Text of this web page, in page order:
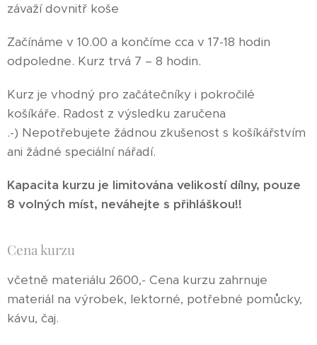
závaží dovnitř koše 😉
Začínáme v 10.00 a končíme cca v 17-18 hodin
odpoledne. Kurz trvá 7 – 8 hodin.
Kurz je vhodný pro začátečníky i pokročilé
košíkáře. Radost z výsledku zaručena
.-) Nepotřebujete žádnou zkušenost s košíkářstvím
ani žádné speciální nářadí.
Kapacita kurzu je limitována velikostí dílny, pouze
8 volných míst, neváhejte s přihláškou!!
Cena kurzu
včetně materiálu 2600,- Cena kurzu zahrnuje
materiál na výrobek, lektorné, potřebné pomůcky,
kávu, čaj.